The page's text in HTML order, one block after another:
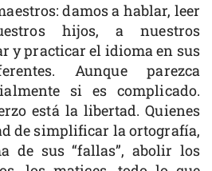
damos a hablar, leer
hijos, a nuestros
y practicar el idioma en sus
Aunque parezca
si es complicado.
está la libertad. Quienes
de simplificar la ortografía,
de sus “fallas”, abolir los